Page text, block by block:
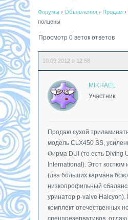
Форумы › Объявления › Продам ›
полцены
Просмотр 0 веток ответов
10.09.2012 в 12:58
MIKHAEL
Участник
Продаю сухой
модель CLX450 SS,
Фирма DUI (то есть Diving
International). Этот костюм
(два больших кармана
низкопрофильный
уринатор p-valve Halcyon).
комплект отечественных
спецпрезервативов, отдаю